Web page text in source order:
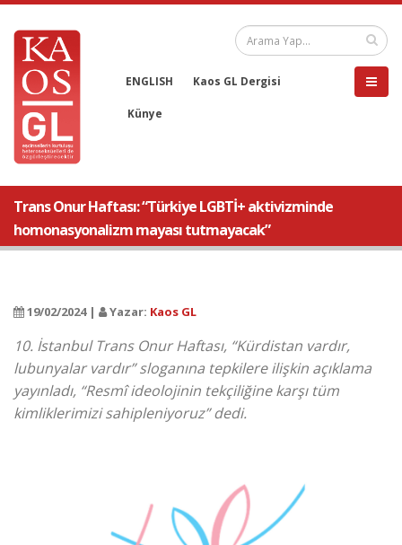
ENGLISH Kaos GL Dergisi
Künye
Trans Onur Haftası: “Türkiye LGBTİ+ aktivizminde
homonasyonalizm mayası tutmayacak”
19/02/2024 | Yazar: Kaos GL
10. İstanbul Trans Onur Haftası, “Kürdistan vardır,
lubunyalar vardır” sloganına tepkilere ilişkin açıklama
yayınladı, “Resmî ideolojinin tekçiliğine karşı tüm
kimliklerimizi sahipleniyoruz” dedi.